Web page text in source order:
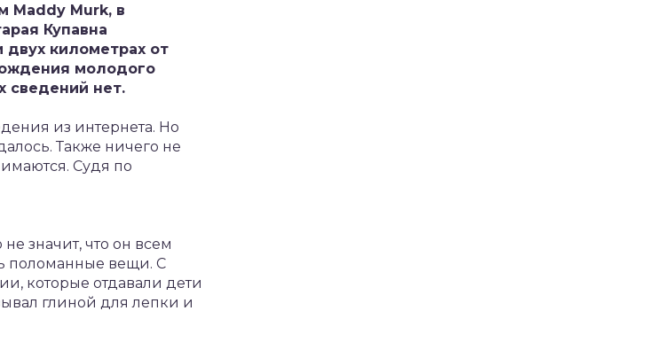
Maddy Murk, в
Купавна
двух километрах от
молодого
сведений нет.
из интернета. Но
Также ничего не
Судя по
значит, что он всем
поломанные вещи. С
которые отдавали дети
глиной для лепки и